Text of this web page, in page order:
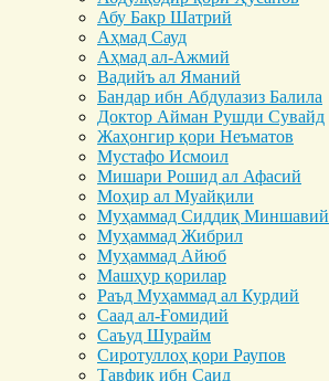
Абу Бакр Шатрий
Аҳмад Сауд
Аҳмад ал-Ажмий
Вадийъ ал Яманий
Бандар ибн Абдулазиз Балила
Доктор Айман Рушди Сувайд
Жаҳонгир қори Неъматов
Мустафо Исмоил
Мишари Рошид ал Афасий
Моҳир ал Муайқили
Муҳаммад Cиддиқ Миншавий
Муҳаммад Жибрил
Муҳаммад Айюб
Машҳур қорилар
Раъд Муҳаммад ал Курдий
Саад ал-Ғомидий
Саъуд Шурайм
Сиротуллоҳ қори Раупов
Тавфиқ ибн Саид